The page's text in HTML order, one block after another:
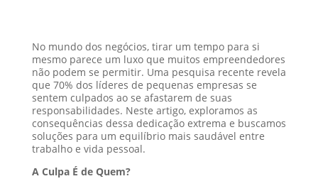
No mundo dos negócios, tirar um tempo para si
mesmo parece um luxo que muitos empreendedores
não podem se permitir. Uma pesquisa recente revela
que 70% dos líderes de pequenas empresas se
sentem culpados ao se afastarem de suas
responsabilidades. Neste artigo, exploramos as
consequências dessa dedicação extrema e buscamos
soluções para um equilíbrio mais saudável entre
trabalho e vida pessoal.
A Culpa É de Quem?